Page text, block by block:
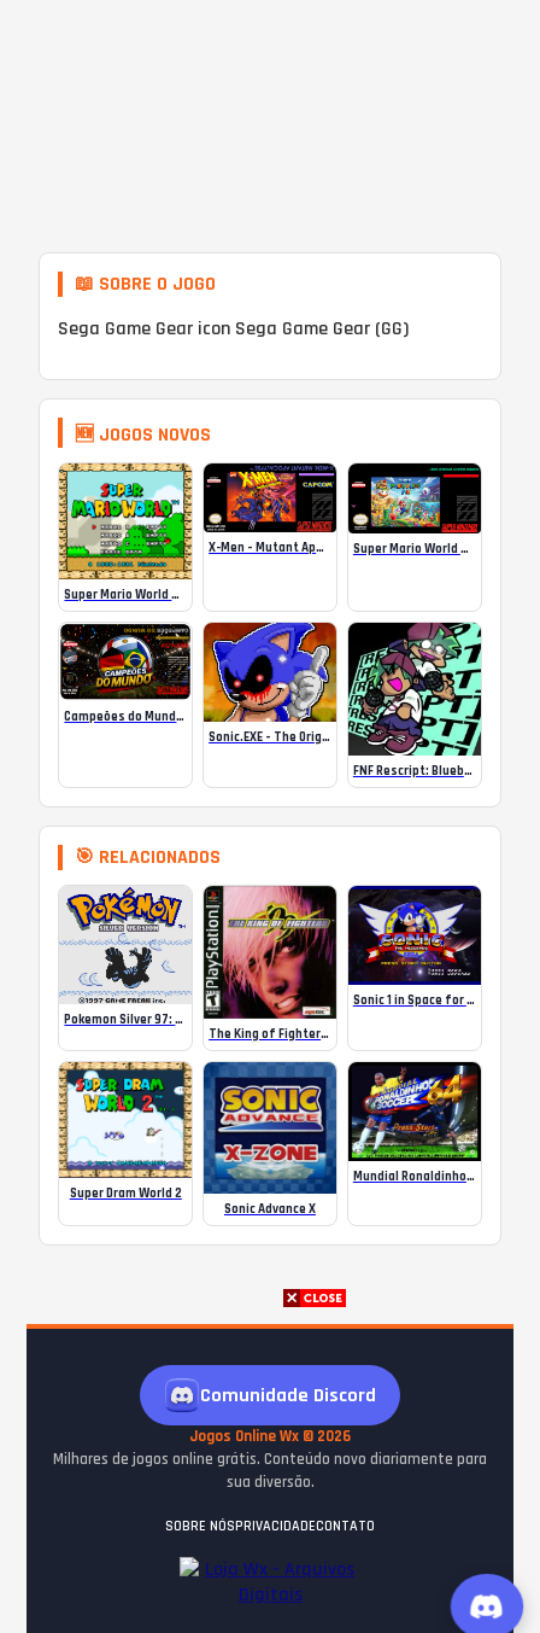
📖 SOBRE O JOGO
Sega Game Gear icon Sega Game Gear (GG)
🆕 JOGOS NOVOS
Super Mario World SA-1 Online
X-Men – Mutant Apocalypse Rebalanced Online Super Mario World Mix Online
Campeões do Mundo (ISS) Online
Sonic.EXE – The Original Game Online
FNF Rescript: Blueballed
🎯 RELACIONADOS
Pokemon Silver 97: Reforged
The King of Fighters ’99 – PS1
Sonic 1 in Space for the 32x
Super Dram World 2
Sonic Advance X
Mundial Ronaldinho Soccer 64
Comunidade Discord
Jogos Online Wx © 2026
Milhares de jogos online grátis. Conteúdo novo diariamente para
sua diversão.
SOBRE NÓSPRIVACIDADECONTATO